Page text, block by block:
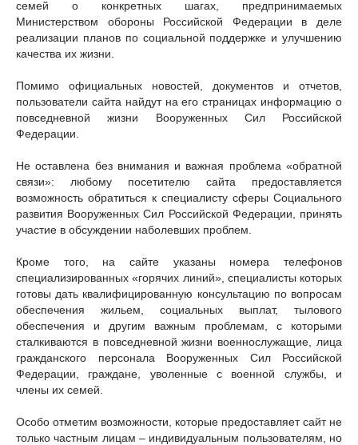
семей о конкретных шагах, предпринимаемых
Министерством обороны Российской Федерации в деле
реализации планов по социальной поддержке и улучшению
качества их жизни.
Помимо официальных новостей, документов и отчетов,
пользователи сайта найдут на его страницах информацию о
повседневной жизни Вооруженных Сил Российской
Федерации.
Не оставлена без внимания и важная проблема «обратной
связи»: любому посетителю сайта предоставляется
возможность обратиться к специалисту сферы Социального
развития Вооруженных Сил Российской Федерации, принять
участие в обсуждении наболевших проблем.
Кроме того, на сайте указаны номера телефонов
специализированных «горячих линий», специалисты которых
готовы дать квалифицированную консультацию по вопросам
обеспечения жильем, социальных выплат, тылового
обеспечения и другим важным проблемам, с которыми
сталкиваются в повседневной жизни военнослужащие, лица
гражданского персонала Вооруженных Сил Российской
Федерации, граждане, уволенные с военной службы, и
члены их семей.
Особо отметим возможности, которые предоставляет сайт не
только частным лицам – индивидуальным пользователям, но